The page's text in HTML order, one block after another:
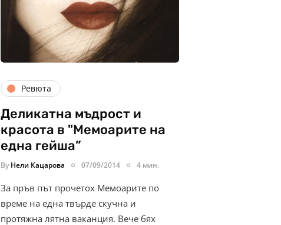
Ревюта
Деликатна мъдрост и
красота в "Мемоарите на
една гейша”
By Нели Кацарова 07/09/2014 4 мин.
За пръв път прочетох Мемоарите по
време на една твърде скучна и
протяжна лятна ваканция. Вече бях